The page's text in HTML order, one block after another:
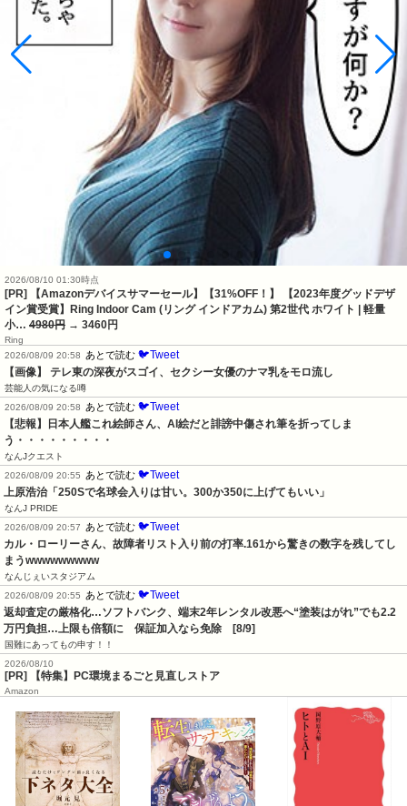
2026/08/10 01:30時点
[PR] 【Amazonデバイスサマーセール】【31%OFF！】 【2023年度グッドデザ
イン賞受賞】Ring Indoor Cam (リング インドアカム) 第2世代 ホワイト | 軽量
小… 4980円 → 3460円
Ring
2026/08/09 20:58
あとで読む 🐦Tweet
【画像】 テレ東の深夜がスゴイ、セクシー女優のナマ乳をモロ流し
芸能人の気になる噂
2026/08/09 20:58
あとで読む 🐦Tweet
【悲報】日本人艦これ絵師さん、AI絵だと誹謗中傷され筆を折ってしま
う・・・・・・・・・
なんJクエスト
2026/08/09 20:55
あとで読む 🐦Tweet
上原浩治「250Sで名球会入りは甘い。300か350に上げてもいい」
なんJ PRIDE
2026/08/09 20:57
あとで読む 🐦Tweet
カル・ローリーさん、故障者リスト入り前の打率.161から驚きの数字を残してし
まうwwwwwwwww
なんじぇいスタジアム
2026/08/09 20:55
あとで読む 🐦Tweet
返却査定の厳格化…ソフトバンク、端末2年レンタル改悪へ“塗装はがれ”でも2.2
万円負担…上限も倍額に　保証加入なら免除　[8/9]
国難にあってもの申す！！
2026/08/10
[PR] 【特集】PC環境まるごと見直しストア
Amazon